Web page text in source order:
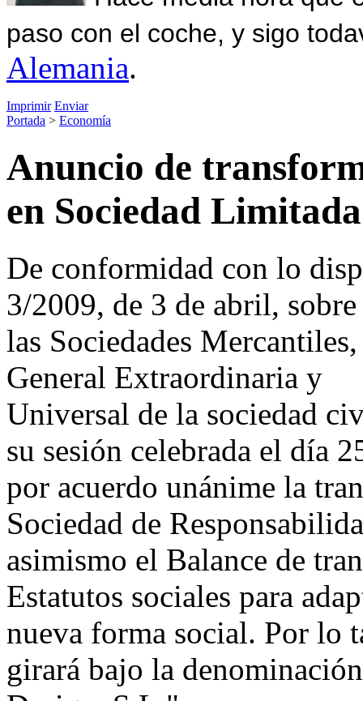
paso con el coche, y sigo
Alemania.
Imprimir Enviar
Portada > Economía
Anuncio de
en Sociedad Limitada
De conformidad con lo
3/2009, de 3 de abril,
las Sociedades
General Extraordinaria y
Universal de la sociedad
su sesión celebrada el día
por acuerdo unánime la
Sociedad de
asimismo el Balance de
Estatutos sociales para
nueva forma social. Por lo
girará bajo la